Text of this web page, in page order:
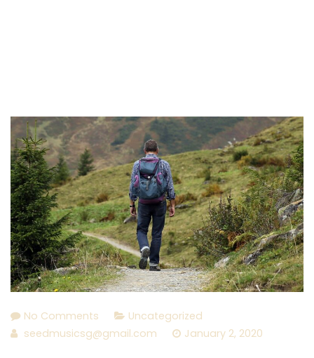
No Comments
Uncategorized
seedmusicsg@gmail.com
January 2, 2020